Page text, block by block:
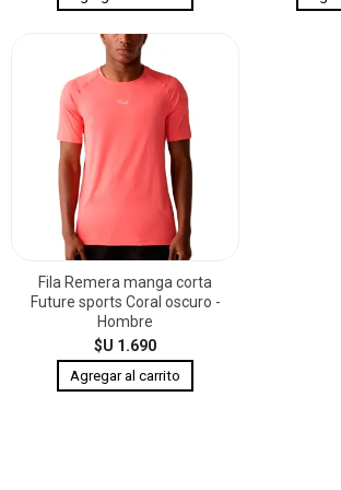
Fila Remera manga corta
Future sports Coral oscuro -
Hombre
$U 1.690